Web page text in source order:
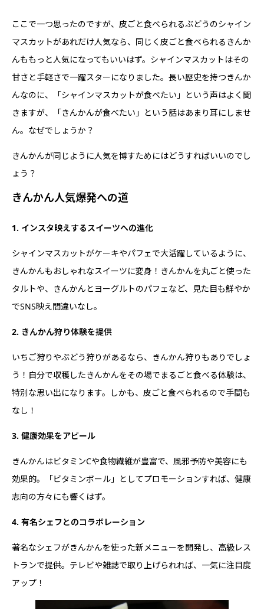
ここで一つ思ったのですが、皮ごと食べられるぶどうのシャイン
マスカットがあれだけ人気なら、同じく皮ごと食べられるきんか
んももっと人気になってもいいはず。シャインマスカットはその
甘さと手軽さで一躍スターになりました。長い歴史を持つきんか
んなのに、「シャインマスカットが食べたい」という声はよく聞
きますが、「きんかんが食べたい」という話はあまり耳にしませ
ん。なぜでしょうか？
きんかんが同じように人気を博すためにはどうすればいいのでし
ょう？
きんかん人気爆発への道
1. インスタ映えするスイーツへの進化
シャインマスカットがケーキやパフェで大活躍しているように、
きんかんもおしゃれなスイーツに変身！きんかんを丸ごと使った
タルトや、きんかんとヨーグルトのパフェなど、見た目も鮮やか
でSNS映え間違いなし。
2. きんかん狩り体験を提供
いちご狩りやぶどう狩りがあるなら、きんかん狩りもありでしょ
う！自分で収穫したきんかんをその場でまるごと食べる体験は、
特別な思い出になります。しかも、皮ごと食べられるので手間も
なし！
3. 健康効果をアピール
きんかんはビタミンCや食物繊維が豊富で、風邪予防や美容にも
効果的。「ビタミンボール」としてプロモーションすれば、健康
志向の方々にも響くはず。
4. 有名シェフとのコラボレーション
著名なシェフがきんかんを使った新メニューを開発し、高級レス
トランで提供。テレビや雑誌で取り上げられれば、一気に注目度
アップ！